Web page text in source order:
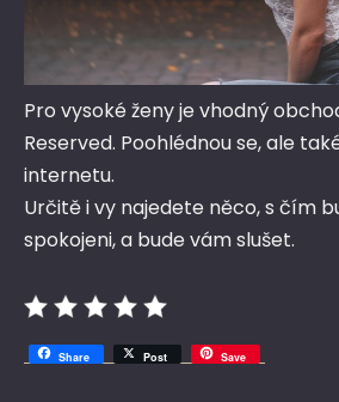
Pro vysoké ženy je vhodný
Reserved. Poohlédnou se, ale
internetu.
Určitě i vy najedete něco, s čím
spokojeni, a bude vám slušet.
Share Post Save